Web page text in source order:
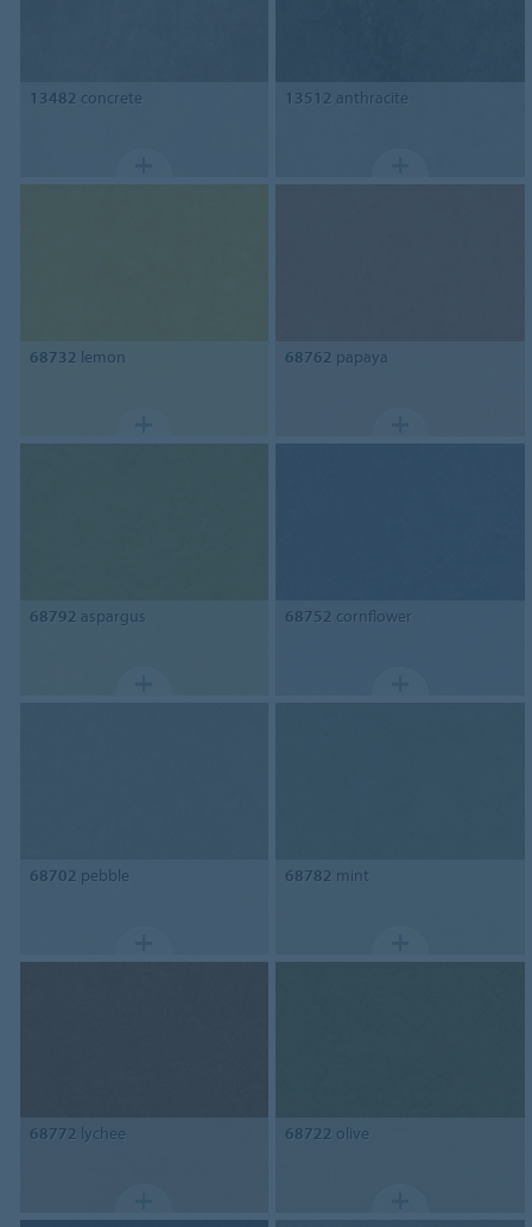
13482 concrete 13512 anthracite
68732 lemon 68762 papaya
68792 aspargus 68752 cornflower
68702 pebble 68782 mint
68772 lychee 68722 olive